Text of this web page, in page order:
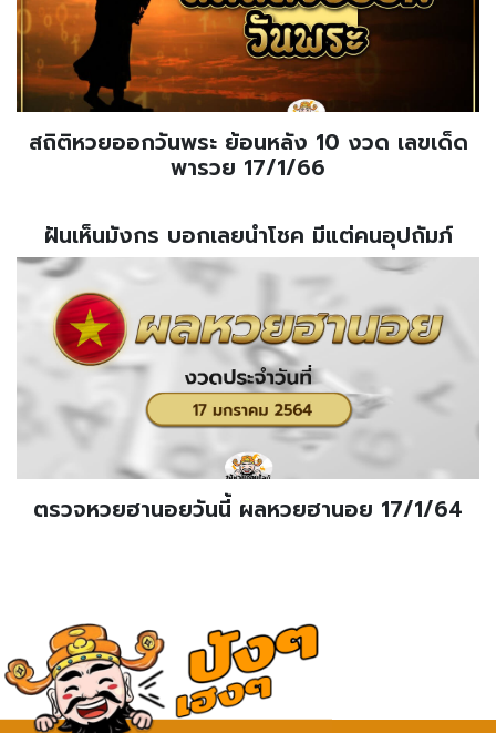
สถิติหวยออกวันพระ ย้อนหลัง 10 งวด เลขเด็ด
พารวย 17/1/66
ฝันเห็นมังกร บอกเลยนำโชค มีแต่คนอุปถัมภ์
ตรวจหวยฮานอยวันนี้ ผลหวยฮานอย 17/1/64